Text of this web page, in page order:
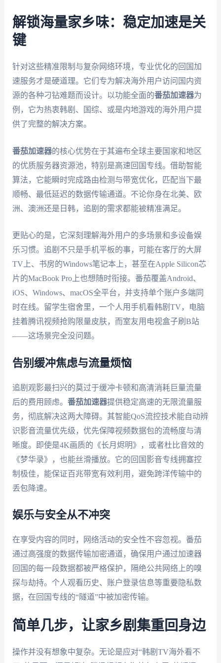
解锁海量家乡味：稳定加速是关
键
针对这些精准限制与复杂网络环境，专业优化的回国加
速服务才是硬道理。它们专为解决海外用户访问国内资
源的各种刁钻难题而设计。以功能全面的番茄加速器为
例，它为热衷韩剧、国综、或是内地游戏的海外用户提
供了完整的解决方案。
番茄加速器的核心优势在于其遍布全球主要国家和地区
的优质服务器资源池，特别是高速回国专线。借助智能
算法，它能瞬时完成路由检测与带宽优化，匹配当下最
顺畅、最低延迟的数据传输通道。不论你身在北美、欧
洲、澳洲还是日韩，追剧的需求都能被精准满足。
更贴心的是，它深刻理解海外用户的多场景和多设备娱
乐习惯。追剧不只是手机平板的事，可能在客厅的大屏
TV上、书房的Windows笔记本上，甚至在Apple Silicon芯
片的MacBook Pro上也想随时衔接。番茄覆盖Android、
iOS、Windows、macOS全平台，并支持单个账户多端同
时在线。留学生宿舍里，一个人用手机看韩剧TV，电脑
挂着腾讯视频抢购限量皮肤，而室友用电视盒子刷B站
——这场景完全没问题。
告别缓冲焦虑与流量烦恼
追剧观影最扫兴的莫过于缓冲卡顿和高清消耗巨量流量
后的费用顾虑。 番茄加速器提供稳定高速的无限流量服
务，彻底解决这两大障碍。其智能QoS流控技术能自动辨
识影音流量优先级，优先保障视频数据包的流畅度与清
晰度。即使是4K画质的《长月烬明》，或者杜比音效的
《梦华录》，也能丝滑播放。它的回国影音专线拥塞控
制极佳，能保证百兆带宽有效利用，避免跨洋传输中的
丢包降速。
娱乐与安全从不冲突
在享受内容的同时，网络活动的安全性不容忽视。番茄
通过高强度的数据传输加密通道，确保用户通过加速器
回国的每一段数据都被严格保护，隔绝公共网络上的嗅
探与劫持。个人观看历史、账户登录信息等重要隐私数
据，在回国专线的“隧道”中被加密传输。
简单几步，让家乡剧集重回身边
操作并没有想象中复杂。无论是应对“韩剧TV海外看不